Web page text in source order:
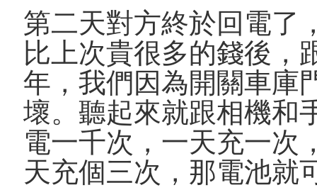
第二天對方終於回電了
比上次貴很多的錢後，
年，我們因為開關車庫
壞。聽起來就跟相機和
電一千次，一天充一次
天充個三次，那電池就